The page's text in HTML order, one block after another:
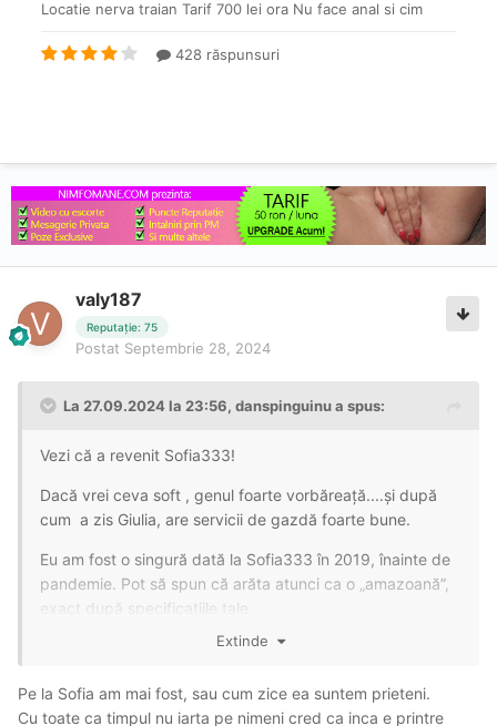
valy187
Reputație: 75
Postat Septembrie 28, 2024
La 27.09.2024 la 23:56, danspinguinua spus:
Vezi că a revenit Sofia333!
Dacă vrei ceva soft , genul foarte vorbăreață....și după
cum a zis Giulia, are servicii de gazdă foarte bune.
Eu am fost o singură dată la Sofia333 în 2019, înainte de
pandemie. Pot să spun că arăta atunci ca o „amazoană”,
exact după specificațiile tale.
Mi-a zis atunci că are origini grecești și rusești.
Aș mai merge și eu, dar ....e greu cu programările. În 2019
m-a programat imediat prin SMS. Și a fost foarte drăguță.
Extinde
Pe la Sofia am mai fost, sau cum zice ea suntem prieteni.
Cu toate ca timpul nu iarta pe nimeni cred ca inca e printre